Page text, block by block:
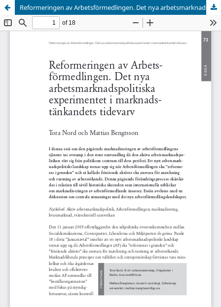
Reformeringen av Arbetsförmedlingen. Det nya arbetsmarknadspolitiska experimentet i marknadstänkandets tidevarv